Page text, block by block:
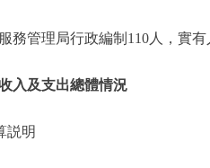
管理局行政編制110人，實有
入及支出總體情況
明